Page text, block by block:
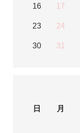
16 17
23 24
30 31
日
月